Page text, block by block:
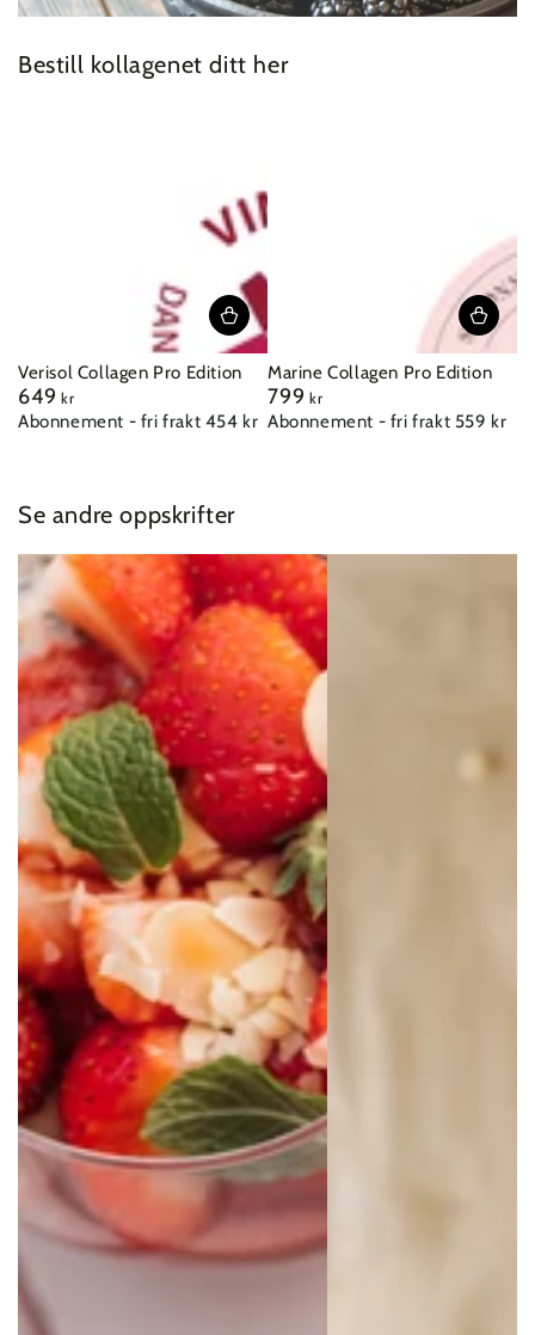
Bestill kollagenet ditt her
Verisol Collagen Pro Edition
Vanlig
pris
649 kr
Abonnement - fri frakt 454 kr
Marine Collagen Pro Edition
Vanlig
pris
799 kr
Abonnement - fri frakt 559 kr
Se andre oppskrifter